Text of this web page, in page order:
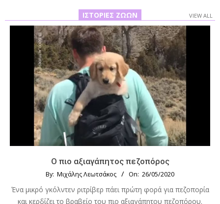
ΙΣΤΟΡΊΕΣ ΖΏΩΝ VIEW ALL
Ο πιο αξιαγάπητος πεζοπόρος
By: Μιχάλης Λεωτσάκος On: 26/05/2020
Ένα μικρό γκόλντεν ριτρίβερ πάει πρώτη φορά για πεζοπορία
και κερδίζει το βραβείο του πιο αξιαγάπητου πεζοπόρου.